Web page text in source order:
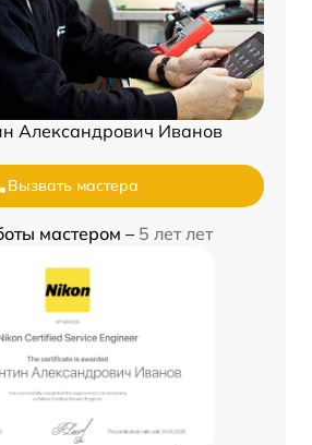
Александрович Иванов
Вызвать мастера
мастером – 5 лет лет